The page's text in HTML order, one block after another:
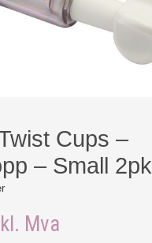
Cups –
– Small 2pk
Mva